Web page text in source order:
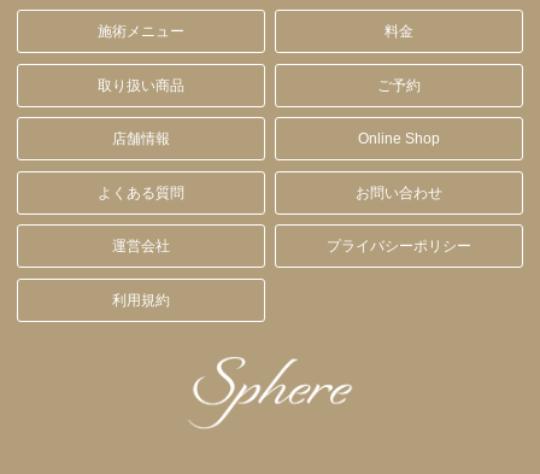
施術メニュー 料金
取り扱い商品 ご予約
店舗情報 Online Shop
よくある質問 お問い合わせ
運営会社 プライバシーポリシー
利用規約